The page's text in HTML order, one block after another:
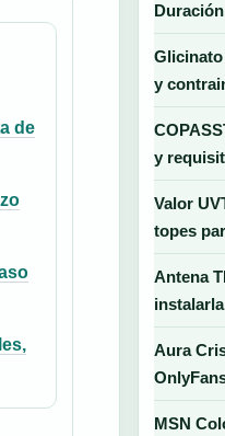
de
Duración
y
y
Valor
topes
Antena
Aura
MSN